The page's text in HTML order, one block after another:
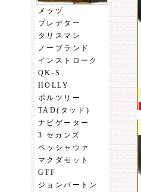
メッヅ
プレデター
タリスマン
ノーブランド
インストローク
QK-S
HOLLY
ボルツリー
TAD(タッド)
ナビゲーター
3 セカンズ
ペッシャウァ
マクダモット
GTF
ジョンバートン